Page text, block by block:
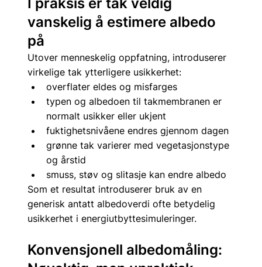
I praksis er tak veldig
vanskelig å estimere albedo
på
Utover menneskelig oppfatning, introduserer
virkelige tak ytterligere usikkerhet:
overflater eldes og misfarges
typen og albedoen til takmembranen er
normalt usikker eller ukjent
fuktighetsnivåene endres gjennom dagen
grønne tak varierer med vegetasjonstype
og årstid
smuss, støv og slitasje kan endre albedo
Som et resultat introduserer bruk av en
generisk antatt albedoverdi ofte betydelig
usikkerhet i energiutbyttesimuleringer.
Konvensjonell albedomåling: